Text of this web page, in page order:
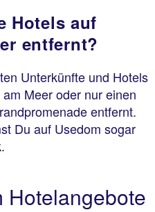
Hotels auf
entfernt?
Unterkünfte und Hotels
Meer oder nur einen
entfernt.
Du auf Usedom sogar
Hotelangebote